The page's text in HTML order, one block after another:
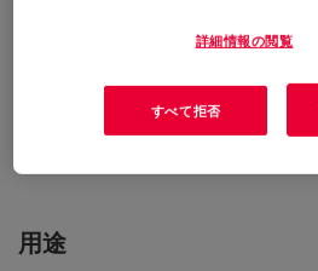
markets including transportation
and closed molds with fiber
high-pressure machines for
用途
詳細情報の閲覧
すべて拒否